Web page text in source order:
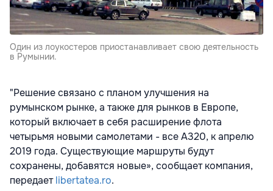
Один из лоукостеров приостанавливает свою деятельность
в Румынии.
"Решение связано с планом улучшения на
румынском рынке, а также для рынков в Европе,
который включает в себя расширение флота
четырьмя новыми самолетами - все A320, к апрелю
2019 года. Существующие маршруты будут
сохранены, добавятся новые», сообщает компания,
передаетlibertatea.ro.